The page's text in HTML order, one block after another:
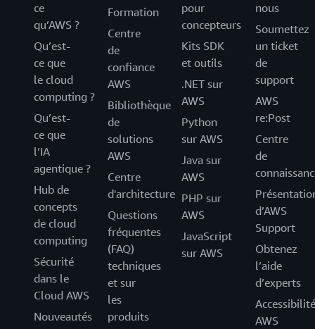
ce
qu’AWS ?
Qu’est-
ce que
le cloud
computing ?
Qu’est-
ce que
l’IA
agentique ?
Hub de
concepts
de cloud
computing
Sécurité
dans le
Cloud AWS
Nouveautés
Formation
Centre
de
confiance
AWS
Bibliothèque
de
solutions
AWS
Centre
d'architecture
Questions
fréquentes
(FAQ)
techniques
et sur
les
produits
pour
concepteurs
Kits SDK
et outils
.NET sur
AWS
Python
sur AWS
Java sur
AWS
PHP sur
AWS
JavaScript
sur AWS
nous
Soumettez
un ticket
de
support
AWS
re:Post
Centre
de
d’AWS
Support
Obtenez
l’aide
d’experts
Accessibilité
AWS